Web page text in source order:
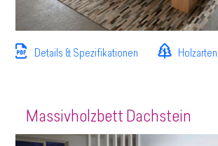
Details & Spezifikationen Holzarten
Massivholzbett Dachstein